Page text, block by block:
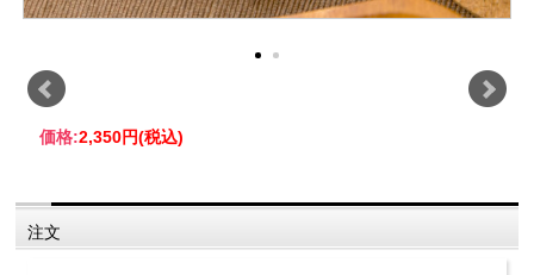
価格:2,350円(税込)
注文